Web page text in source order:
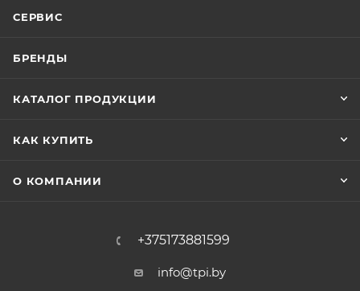
СЕРВИС
БРЕНДЫ
КАТАЛОГ ПРОДУКЦИИ
КАК КУПИТЬ
О КОМПАНИИ
+375173881599
info@tpi.by